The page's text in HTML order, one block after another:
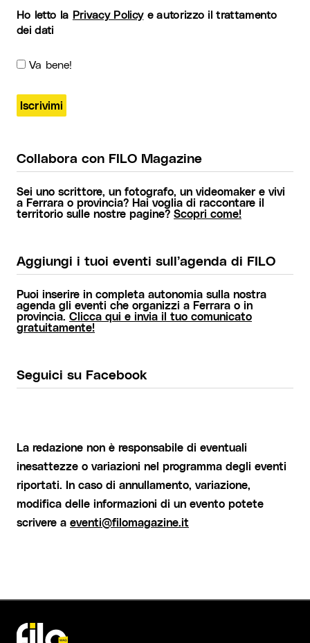
Ho letto la Privacy Policye autorizzo il trattamento
dei dati
Va bene!
Collabora con FILO Magazine
Sei uno scrittore, un fotografo, un videomaker e vivi
a Ferrara o provincia? Hai voglia di raccontare il
territorio sulle nostre pagine? Scopri come!
Aggiungi i tuoi eventi sull’agenda di FILO
Puoi inserire in completa autonomia sulla nostra
agenda gli eventi che organizzi a Ferrara o in
provincia. Clicca qui e invia il tuo comunicato
gratuitamente!
Seguici su Facebook
La redazione non è responsabile di eventuali
inesattezze o variazioni nel programma degli eventi
riportati. In caso di annullamento, variazione,
modifica delle informazioni di un evento potete
scrivere a eventi@filomagazine.it